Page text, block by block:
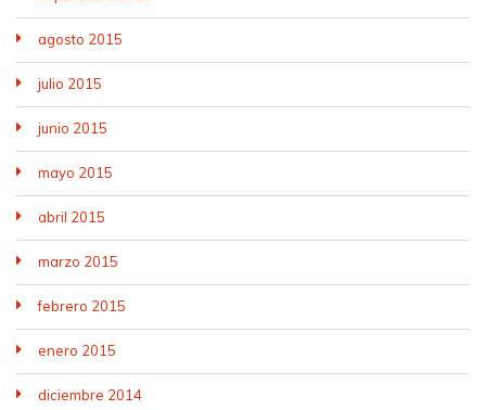
agosto 2015
julio 2015
junio 2015
mayo 2015
abril 2015
marzo 2015
febrero 2015
enero 2015
diciembre 2014